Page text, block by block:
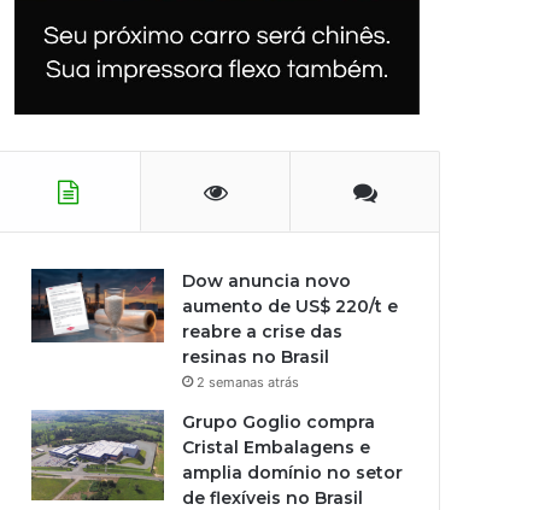
Dow anuncia novo
aumento de US$ 220/t e
reabre a crise das
resinas no Brasil
2 semanas atrás
Grupo Goglio compra
Cristal Embalagens e
amplia domínio no setor
de flexíveis no Brasil